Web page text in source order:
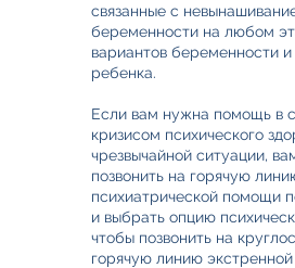
связанные с
беременности на любом
вариантов беременности
ребенка.
Если вам нужна помощь в
кризисом психического
чрезвычайной ситуации,
позвонить на горячую
психиатрической помощи
и выбрать опцию
чтобы позвонить на
горячую линию экстренной